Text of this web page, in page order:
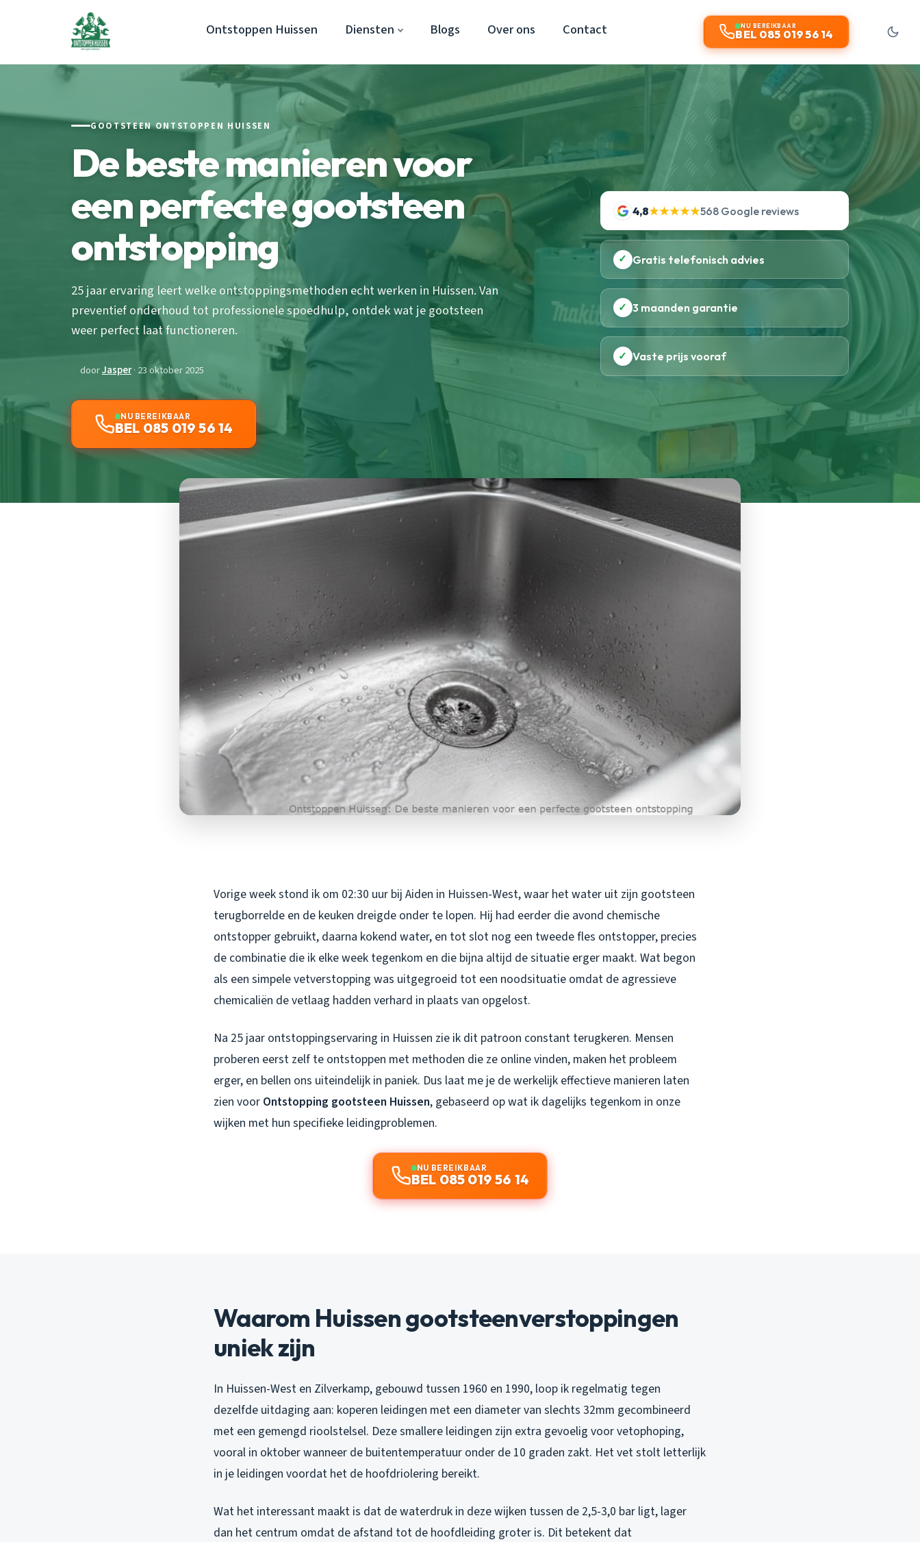
Ontstoppen Huissen Diensten Blogs Over ons Contact NU BEREIKBAAR
BEL 085 019 56 14
GOOTSTEEN ONTSTOPPEN HUISSEN
De beste manieren voor
een perfecte gootsteen
ontstopping
25 jaar ervaring leert welke ontstoppingsmethoden echt werken in Huissen. Van
preventief onderhoud tot professionele spoedhulp, ontdek wat je gootsteen
weer perfect laat functioneren.
doorJasper· 23 oktober 2025
NU BEREIKBAAR
BEL 085 019 56 14
4,8★★★★★568 Google reviews
✓ Gratis telefonisch advies
✓ 3 maanden garantie
✓ Vaste prijs vooraf
Vorige week stond ik om 02:30 uur bij Aiden in Huissen-West, waar het water uit zijn gootsteen
terugborrelde en de keuken dreigde onder te lopen. Hij had eerder die avond chemische
ontstopper gebruikt, daarna kokend water, en tot slot nog een tweede fles ontstopper, precies
de combinatie die ik elke week tegenkom en die bijna altijd de situatie erger maakt. Wat begon
als een simpele vetverstopping was uitgegroeid tot een noodsituatie omdat de agressieve
chemicaliën de vetlaag hadden verhard in plaats van opgelost.
Na 25 jaar ontstoppingservaring in Huissen zie ik dit patroon constant terugkeren. Mensen
proberen eerst zelf te ontstoppen met methoden die ze online vinden, maken het probleem
erger, en bellen ons uiteindelijk in paniek. Dus laat me je de werkelijk effectieve manieren laten
zien voor Ontstopping gootsteen Huissen, gebaseerd op wat ik dagelijks tegenkom in onze
wijken met hun specifieke leidingproblemen.
NU BEREIKBAAR
BEL 085 019 56 14
Waarom Huissen gootsteenverstoppingen
uniek zijn
In Huissen-West en Zilverkamp, gebouwd tussen 1960 en 1990, loop ik regelmatig tegen
dezelfde uitdaging aan: koperen leidingen met een diameter van slechts 32mm gecombineerd
met een gemengd rioolstelsel. Deze smallere leidingen zijn extra gevoelig voor vetophoping,
vooral in oktober wanneer de buitentemperatuur onder de 10 graden zakt. Het vet stolt letterlijk
in je leidingen voordat het de hoofdriolering bereikt.
Wat het interessant maakt is dat de waterdruk in deze wijken tussen de 2,5-3,0 bar ligt, lager
dan het centrum omdat de afstand tot de hoofdleiding groter is. Dit betekent dat